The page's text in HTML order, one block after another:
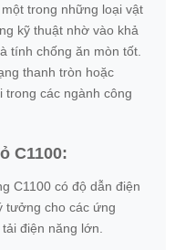
trong những loại vật
kỹ thuật nhờ vào khả
tính chống ăn mòn tốt.
thanh tròn hoặc
các ngành công
C1100:
C1100 có độ dẫn điện
tưởng cho các ứng
điện năng lớn.